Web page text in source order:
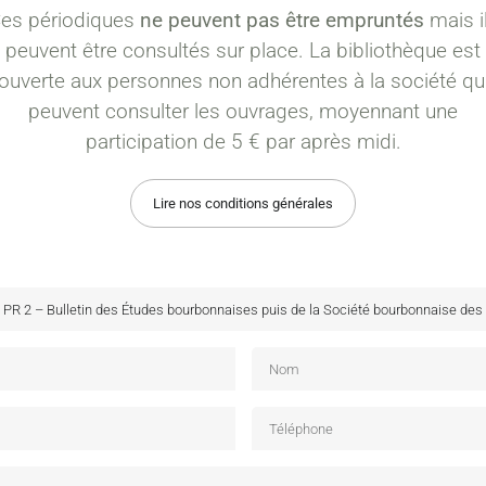
périodiques ne peuvent pas être empruntés mais
peuvent être consultés sur place. La bibliothèque est
aux personnes non adhérentes à la société
peuvent consulter les ouvrages, moyennant une
participation de 5 € par après midi.
Lire nos conditions générales